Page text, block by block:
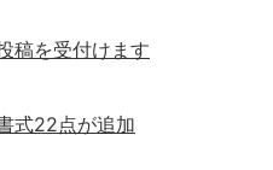
稿を受付けます
式22点が追加